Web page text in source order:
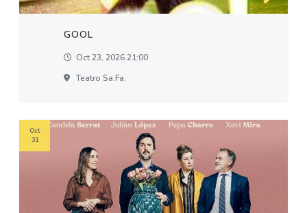
GOOL
Oct 23, 2026 21:00
Teatro Sa.fa.
Oct
31